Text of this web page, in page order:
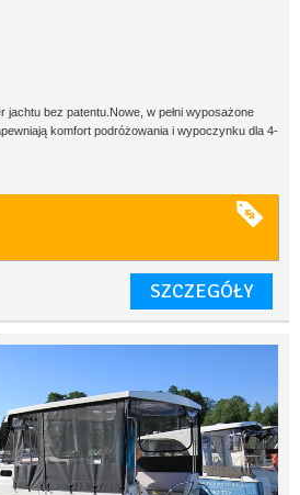
jachtu bez patentu.Nowe, w pełni wyposażone
komfort podróżowania i wypoczynku dla 4-
SZCZEGÓŁY